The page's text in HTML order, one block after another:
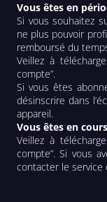
Vous êtes en
Si vous souhaitez
ne plus pouvoir
remboursé du
Veillez à
compte”.
Si vous êtes
désinscrire dans
Vous êtes en
Veillez à
compte”. Si vous
contacter le service